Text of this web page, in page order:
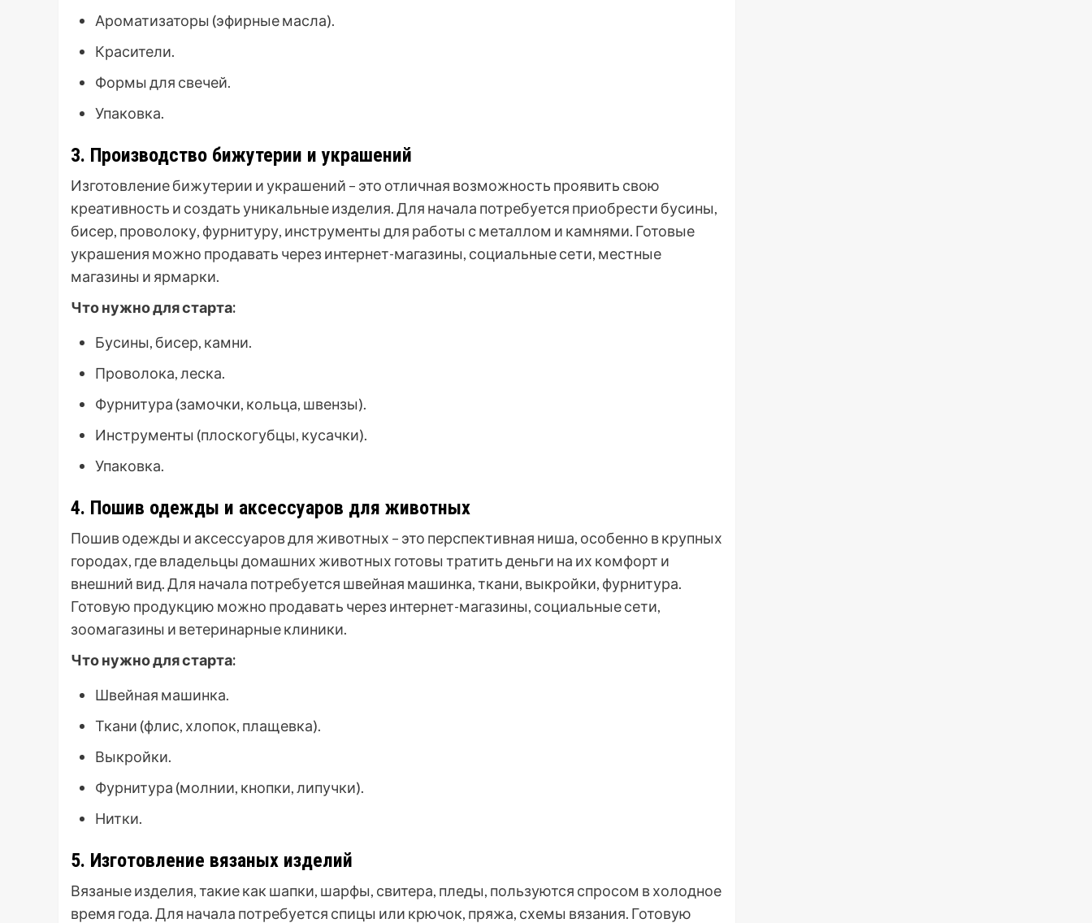
Ароматизаторы (эфирные масла).
Красители.
Формы для свечей.
Упаковка.
3. Производство бижутерии и украшений
Изготовление бижутерии и украшений – это отличная возможность проявить свою
креативность и создать уникальные изделия. Для начала потребуется приобрести бусины,
бисер, проволоку, фурнитуру, инструменты для работы с металлом и камнями. Готовые
украшения можно продавать через интернет-магазины, социальные сети, местные
магазины и ярмарки.
Что нужно для старта:
Бусины, бисер, камни.
Проволока, леска.
Фурнитура (замочки, кольца, швензы).
Инструменты (плоскогубцы, кусачки).
Упаковка.
4. Пошив одежды и аксессуаров для животных
Пошив одежды и аксессуаров для животных – это перспективная ниша, особенно в крупных
городах, где владельцы домашних животных готовы тратить деньги на их комфорт и
внешний вид. Для начала потребуется швейная машинка, ткани, выкройки, фурнитура.
Готовую продукцию можно продавать через интернет-магазины, социальные сети,
зоомагазины и ветеринарные клиники.
Что нужно для старта:
Швейная машинка.
Ткани (флис, хлопок, плащевка).
Выкройки.
Фурнитура (молнии, кнопки, липучки).
Нитки.
5. Изготовление вязаных изделий
Вязаные изделия, такие как шапки, шарфы, свитера, пледы, пользуются спросом в холодное
время года. Для начала потребуется спицы или крючок, пряжа, схемы вязания. Готовую